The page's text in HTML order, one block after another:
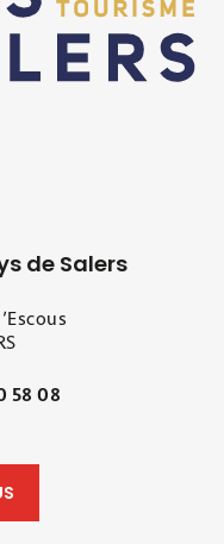
de Salers
58 08